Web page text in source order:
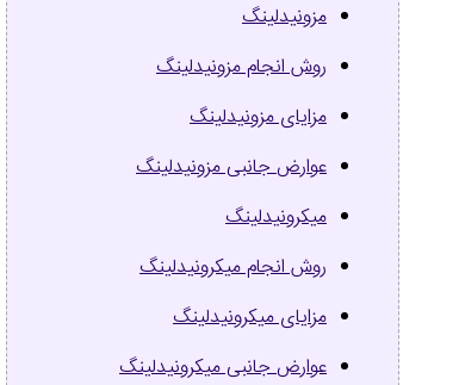
مزونیدلینگ
روش انجام مزونیدلینگ
مزایای مزونیدلینگ
عوارض جانبی مزونیدلینگ
میکرونیدلینگ
روش انجام میکرونیدلینگ
مزایای میکرونیدلینگ
عوارض جانبی میکرونیدلینگ